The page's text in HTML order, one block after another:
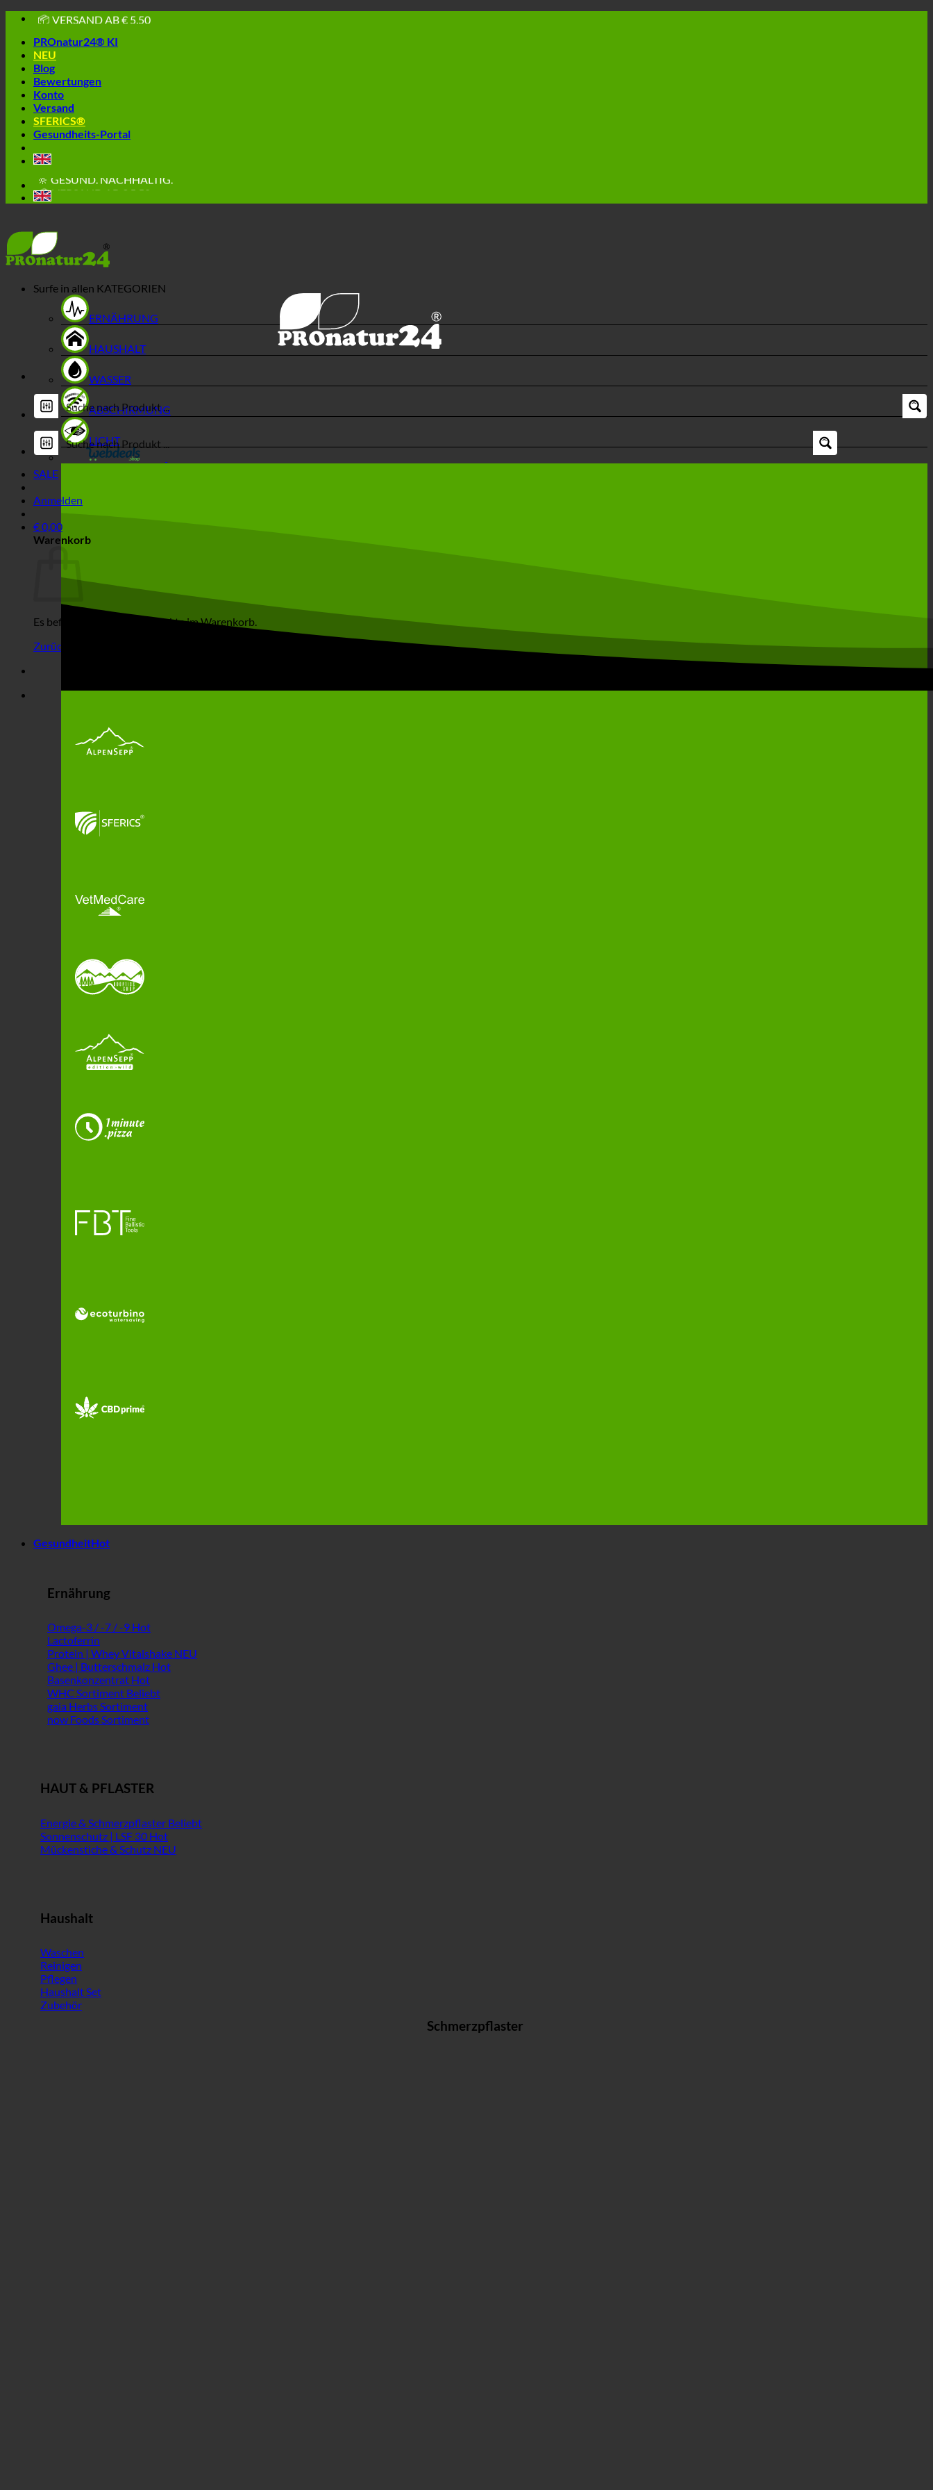
Skip
content
📦 VERSAND AB € 5,50
🔖 KAUF AUF RECHNUNG
PROnatur24® KI
NEU
Blog
Bewertungen
Konto
Versand
SFERICS®
Gesundheits-Portal
🔆 EINFACH. FUNKTIONIERT.
📦 VERSAND AB € 5,50
🔖 KAUF AUF RECHNUNG
SALE
Anmelden
€0,00
Warenkorb
Es befinden sich keine Produkte im Warenkorb.
Zurück zum Shop
Surfe in allen KATEGORIEN
ERNÄHRUNG
HAUSHALT
WASSER
ABSCHIRMUNG
LICHT
Gesundheit
Ernährung
Omega-3 / -7 / -9
Lactoferrin
Protein | Whey Vitalshake
Ghee | Butterschmalz
Basenkonzentrat
WHC Sortiment
gaia Herbs Sortiment
now Foods Sortiment
HAUT & PFLASTER
Energie & Schmerzpflaster
Sonnenschutz | LSF 30
Mückenstiche & Schutz
Haushalt
Waschen
Reinigen
Pflegen
Haushalt Set
Zubehör
Schmerzpflaster